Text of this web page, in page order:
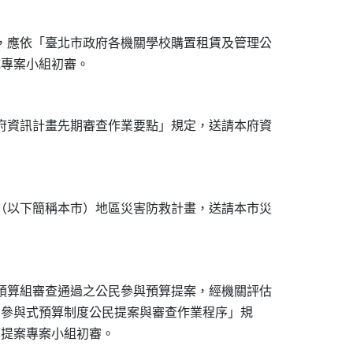
依「臺北市政府各機關學校購置租賃及管理公
訊計畫先期審查作業要點」規定，送請本府資
下簡稱本市）地區災害防救計畫，送請本市災
組審查通過之公民參與預算提案，經機關評估
參與式預算制度公民提案與審查作業程序」規